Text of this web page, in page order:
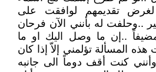
تقديمهم لوافقت على
..وحلفت له بأنني الآن فرحان
..إن ما وصل اليك او ما
المسألة تؤلمني إلاّ إذا كان
كنت أقف دوماً الى جانبه